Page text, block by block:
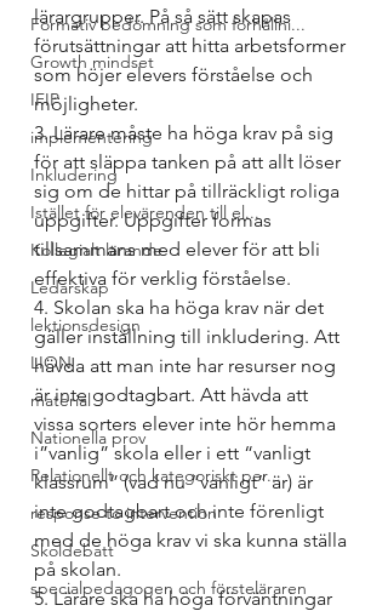
Formativ bedömning som förhållni...
Growth mindset
IFIP
implementering
Inkludering
Istället för elevärenden till el...
Kollegialt lärande
Ledarskap
lektionsdesign
LION
material
Nationella prov
Relationellt och kategoriskt per...
response to intervention
Skoldebatt
specialpedagogen och försteläraren
lärargrupper. På så sätt skapas
förutsättningar att hitta arbetsformer
som höjer elevers förståelse och
möjligheter.
3. Lärare måste ha höga krav på sig
för att släppa tanken på att allt löser
sig om de hittar på tillräckligt roliga
uppgifter. Uppgifter formas
tillsammans med elever för att bli
effektiva för verklig förståelse.
4. Skolan ska ha höga krav när det
gäller inställning till inkludering. Att
hävda att man inte har resurser nog
är inte godtagbart. Att hävda att
vissa sorters elever inte hör hemma
i”vanlig” skola eller i ett “vanligt
klassrum” (vad nu “vanligt” är) är
inte godtagbart och inte förenligt
med de höga krav vi ska kunna ställa
på skolan.
5. Lärare ska ha höga förväntningar